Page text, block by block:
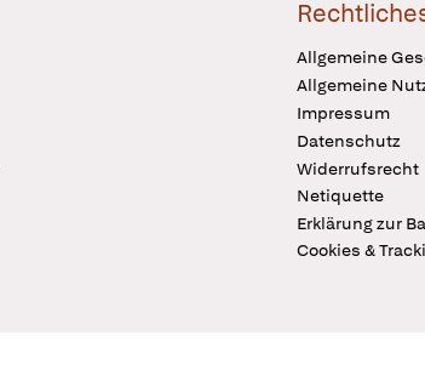
Allgemeine
Allgemeine
Impressum
Datenschutz
Widerrufsrecht
Netiquette
Erklärung zur
Cookies &